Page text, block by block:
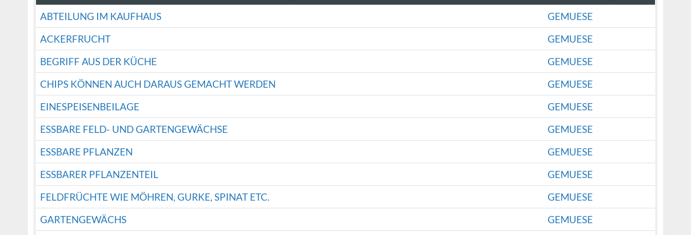
ABTEILUNG IM KAUFHAUS
GEMUESE
ACKERFRUCHT
GEMUESE
BEGRIFF AUS DER KÜCHE
GEMUESE
CHIPS KÖNNEN AUCH DARAUS GEMACHT WERDEN
GEMUESE
EINESPEISENBEILAGE
GEMUESE
ESSBARE FELD- UND GARTENGEWÄCHSE
GEMUESE
ESSBARE PFLANZEN
GEMUESE
ESSBARER PFLANZENTEIL
GEMUESE
FELDFRÜCHTE WIE MÖHREN, GURKE, SPINAT ETC.
GEMUESE
GARTENGEWÄCHS
GEMUESE